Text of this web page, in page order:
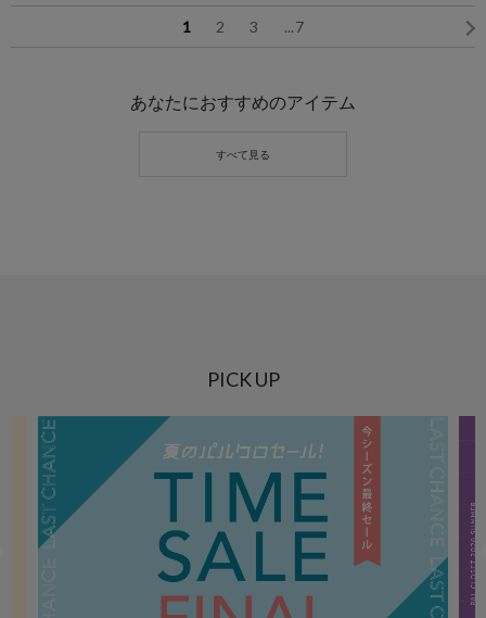
1 2 3 ...7
あなたにおすすめのアイテム
PICK UP